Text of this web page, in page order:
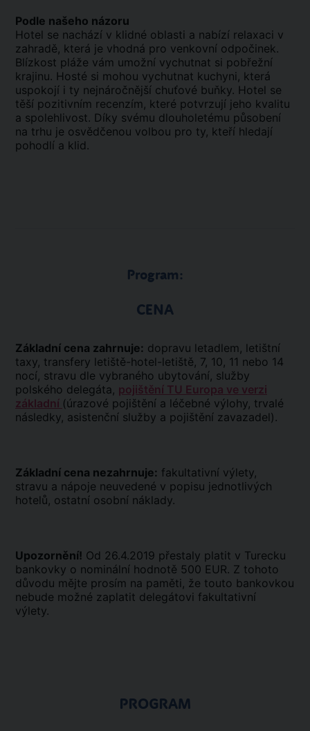
Podle našeho názoru
Hotel se nachází v klidné oblasti a nabízí relaxaci v
zahradě, která je vhodná pro venkovní odpočinek.
Blízkost pláže vám umožní vychutnat si pobřežní
krajinu. Hosté si mohou vychutnat kuchyni, která
uspokojí i ty nejnáročnější chuťové buňky. Hotel se
těší pozitivním recenzím, které potvrzují jeho kvalitu
a spolehlivost. Díky svému dlouholetému působení
na trhu je osvědčenou volbou pro ty, kteří hledají
pohodlí a klid.
Program:
CENA
Základní cena zahrnuje: dopravu letadlem, letištní
taxy, transfery letiště-hotel-letiště, 7, 10, 11 nebo 14
nocí, stravu dle vybraného ubytování, služby
polského delegáta, pojištění TU Europa ve verzi
základní (úrazové pojištění a léčebné výlohy, trvalé
následky, asistenční služby a pojištění zavazadel).
Základní cena nezahrnuje: fakultativní výlety,
stravu a nápoje neuvedené v popisu jednotlivých
hotelů, ostatní osobní náklady.
Upozornění! Od 26.4.2019 přestaly platit v Turecku
bankovky o nominální hodnotě 500 EUR. Z tohoto
důvodu mějte prosím na paměti, že touto bankovkou
nebude možné zaplatit delegátovi fakultativní
výlety.
PROGRAM